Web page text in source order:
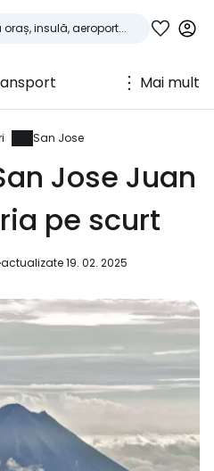
Mai mult
San Jose
Jose Juan
pe scurt
actualizate 19. 02. 2025
vă la
a călătorilor
cu Google
cu Facebook
cu e-mailul